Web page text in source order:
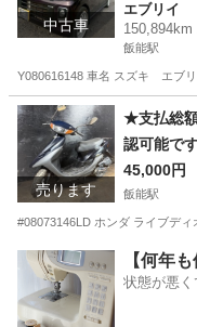
中古車
グTV バッ
し！
エブリイ
150,894km
飯能駅
Y080616148 車名 スズキ エブリ
埼玉 飯能市 飯能駅
売ります
★支払総
認可能で
のライブ
け！ カス
45,000円
飯能駅
#08073146LD ホンダ ライブデ
埼玉 飯能市 飯能駅
【何年
状態が悪